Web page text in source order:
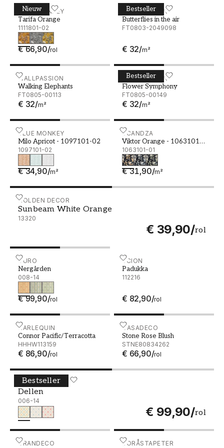
Nieuw
BLUE MONKEY
Tarifa Orange
1111801-02
€ 66,90/rol
Tarifa Orange - 1111801-02 Bestseller
WALLPASSION
Butterflies in the air
FT0803-2049098
€ 32/m²
Butterflies in the air
WALLPASSION
Walking Elephants
FT0805-00113
€ 32/m²
Walking Elephants Bestseller
WALLPASSION
Flower Symphony
FT0805-00149
€ 32/m²
Flower Symphony
BLUE MONKEY
Milo Apricot - 1097101-02
1097101-02
€ 34,90/m²
Milo Apricot - 1097101-02 SCANDZA
Viktor Orange - 1063101-
01
1063101-01
€ 31,90/m²
Viktor Orange - 1063101-
HOLDEN DECOR
Sunbeam White Orange
13320
€ 39,90/rol
Sunbeam White Orange - 13320
DURO
Nergården
008-14
€ 99,90/rol
Nergården - 008-14 SCION
Padukka
112216
€ 82,90/rol
Padukka - 112216
HARLEQUIN
Connor Pacific/Terracotta
HHHW113159
€ 86,90/rol
Connor Pacific/Terracotta - HHHW113159
CASADECO
Stone Rose Blush
STNE80834262
€ 66,90/rol
Stone Rose Blush -
Bestseller
DURO
Dellen
006-14
€ 99,90/rol
Dellen - 006-14
GRANDECO
Asperia - K4703 BORÅSTAPETER
Melodi - 1755